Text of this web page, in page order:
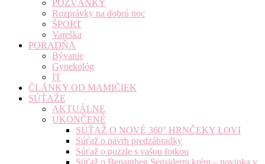
POZVÁNKY
Rozprávky na dobrú noc
ŠPORT
Vareška
PORADŇA
Bývanie
Gynekológ
IT
ČLÁNKY OD MAMIČIEK
SÚŤAŽE
AKTUÁLNE
UKONČENÉ
SÚŤAŽ O NOVÉ 360° HRNČEKY LOVI
Súťaž o návrh predzáhradky
Súťaž o puzzle s vašou fotkou
Súťaž o Bepanthen Sensiderm krém – novinka v